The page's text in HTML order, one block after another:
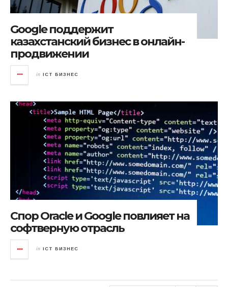
Google поддержит
казахстанский бизнес в онлайн-
продвижении
in ICT БИЗНЕС
Спор Oracle и Google повлияет на
софтверную отрасль
in ICT БИЗНЕС